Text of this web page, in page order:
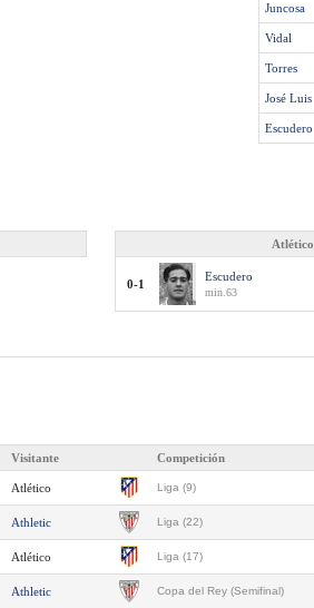
Juncosa
Vidal
Torres
José Luis
Escudero
Atlético
0-1
Escudero
min.63
Visitante Competición
Atlético Liga (9)
Athletic Liga (22)
Atlético Liga (17)
Athletic Copa del Rey (Semifinal)